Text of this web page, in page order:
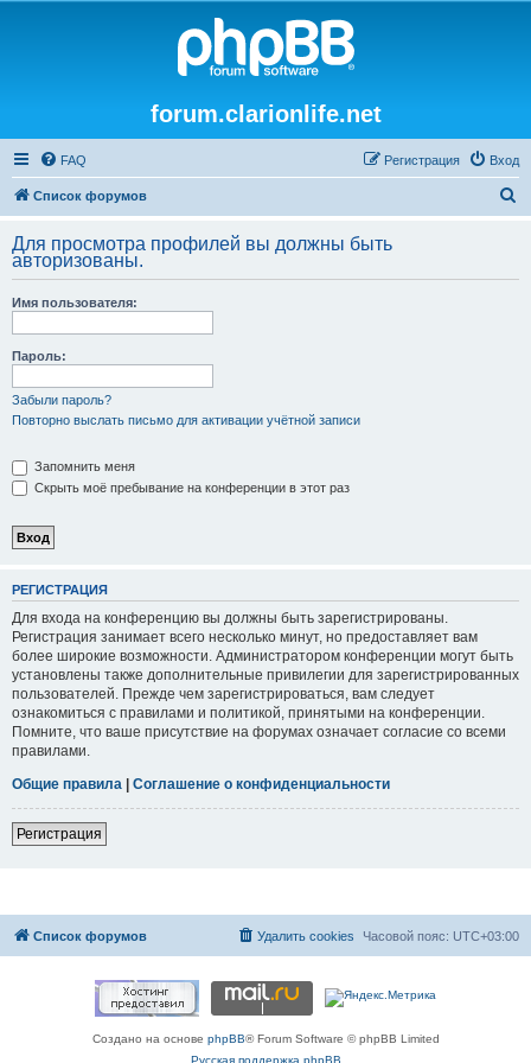
forum.clarionlife.net
FAQ Вход
Регистрация
Список форумов
с
Для просмотра профилей вы должны быть
авторизованы.
Имя пользователя:
Пароль:
Забыли пароль?
Повторно выслать письмо для активации учётной записи
Запомнить меня
Скрыть моё пребывание на конференции в этот раз
РЕГИСТРАЦИЯ
Для входа на конференцию вы должны быть зарегистрированы.
Регистрация занимает всего несколько минут, но предоставляет вам
более широкие возможности. Администратором конференции могут быть
установлены также дополнительные привилегии для зарегистрированных
пользователей. Прежде чем зарегистрироваться, вам следует
ознакомиться с правилами и политикой, принятыми на конференции.
Помните, что ваше присутствие на форумах означает согласие со всеми
правилами.
Общие правила | Соглашение о конфиденциальности
Регистрация
Список форумов Часовой пояс: UTC+03:00
Удалить cookies
Создано на основе phpBB® Forum Software © phpBB Limited
Русская поддержка phpBB